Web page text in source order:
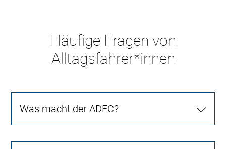
Häufige Fragen von
Alltagsfahrer*innen
Was macht der ADFC?